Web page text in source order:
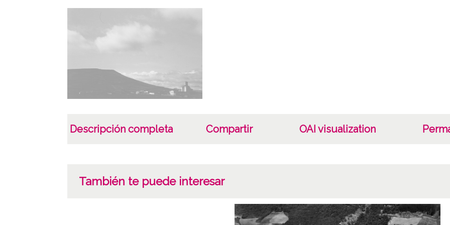
Nº de
Descripción completa Compartir OAI visualization
También te puede interesar